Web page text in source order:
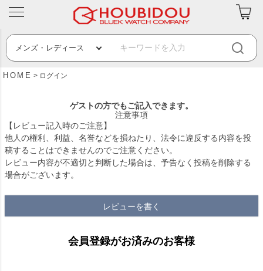
HOME ログイン
ゲストの方でもご記入できます。
注意事項
【レビュー記入時のご注意】
他人の権利、利益、名誉などを損ねたり、法令に違反する内容を投
稿することはできませんのでご注意ください。
レビュー内容が不適切と判断した場合は、予告なく投稿を削除する
場合がございます。
レビューを書く
会員登録がお済みのお客様